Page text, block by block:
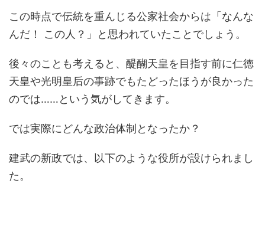
この時点で伝統を重んじる公家社会からは「なんな
んだ！ この人？」と思われていたことでしょう。
後々のことも考えると、醍醐天皇を目指す前に仁徳
天皇や光明皇后の事跡でもたどったほうが良かった
のでは……という気がしてきます。
では実際にどんな政治体制となったか？
建武の新政では、以下のような役所が設けられまし
た。